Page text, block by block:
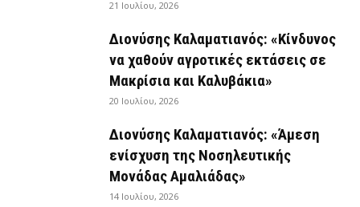
21 Ιουλίου, 2026
Διονύσης Καλαματιανός: «Κίνδυνος
να χαθούν αγροτικές εκτάσεις σε
Μακρίσια και Καλυβάκια»
20 Ιουλίου, 2026
Διονύσης Καλαματιανός: «Άμεση
ενίσχυση της Νοσηλευτικής
Μονάδας Αμαλιάδας»
14 Ιουλίου, 2026